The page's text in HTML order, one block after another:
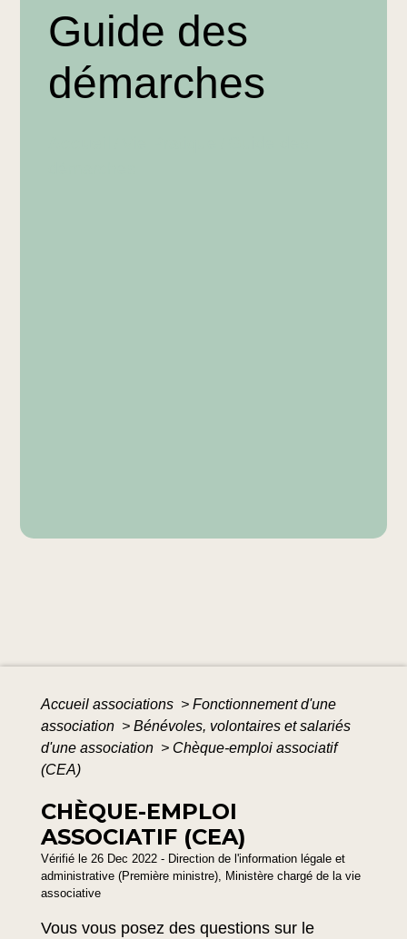
Guide des
démarches
Accueil associations > Fonctionnement d'une
association > Bénévoles, volontaires et salariés
d'une association > Chèque-emploi associatif
(CEA)
CHÈQUE-EMPLOI
ASSOCIATIF (CEA)
Vérifié le 26 Dec 2022 - Direction de l'information légale et
administrative (Première ministre), Ministère chargé de la vie
associative
Vous vous posez des questions sur le